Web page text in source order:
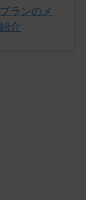
ランのメ
介